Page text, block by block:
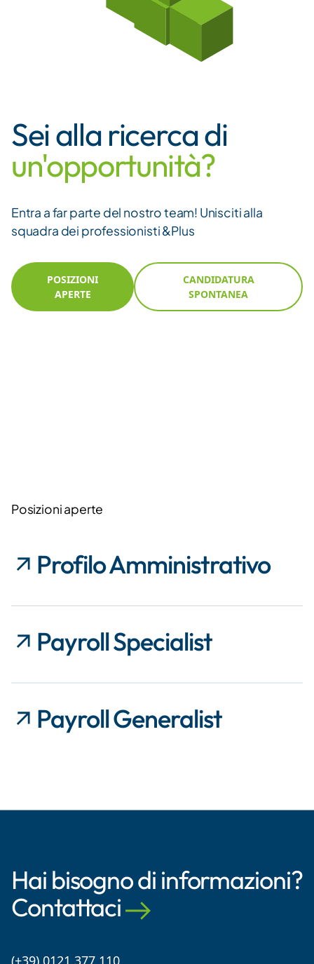
Sei alla ricerca di
un'opportunità?
Entra a far parte del nostro team! Unisciti alla
squadra dei professionisti &Plus
POSIZIONI
APERTE
CANDIDATURA
SPONTANEA
Posizioni aperte
Profilo Amministrativo
Payroll Specialist
Payroll Generalist
Hai bisogno di informazioni?
Contattaci
(+39) 0121 377 110